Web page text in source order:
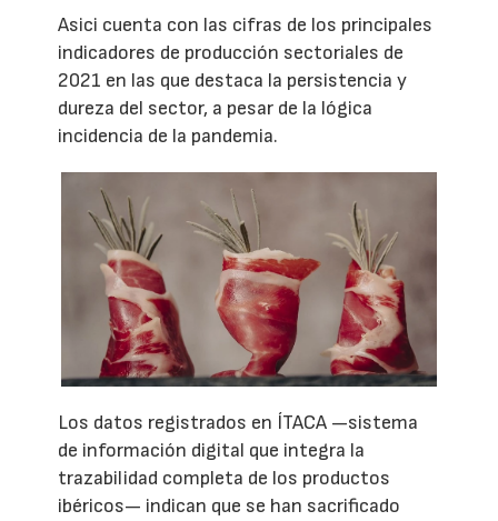
Asici cuenta con las cifras de los principales
indicadores de producción sectoriales de
2021 en las que destaca la persistencia y
dureza del sector, a pesar de la lógica
incidencia de la pandemia.
Los datos registrados en ÍTACA —sistema
de información digital que integra la
trazabilidad completa de los productos
ibéricos— indican que se han sacrificado